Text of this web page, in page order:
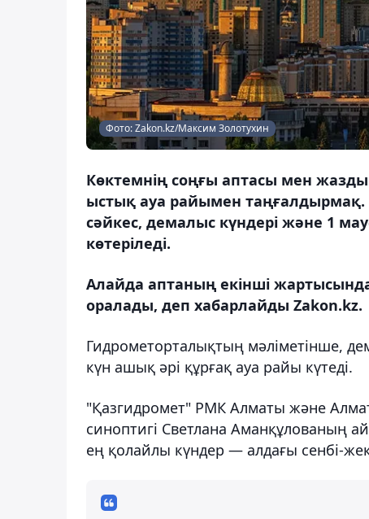
Фото: Zakon.kz/Максим Золотухин
Көктемнің соңғы аптасы мен
ыстық ауа райымен таңғалдырмақ.
сәйкес, демалыс күндері және 1
көтеріледі.
Алайда аптаның екінші
оралады, деп хабарлайды Zakon.kz.
Гидрометорталықтың мәліметінше,
күн ашық әрі құрғақ ауа райы күтеді.
"Қазгидромет" РМК Алматы және
синоптигі Светлана Аманқұлованың
ең қолайлы күндер — алдағы сенбі-